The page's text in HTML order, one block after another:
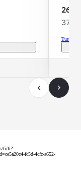
26
Tutustu
fi/fi?
fc5d-4cfc-a652-